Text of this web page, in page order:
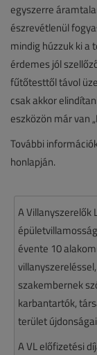
egyszerre
észrevétlenül
mindig húzzuk ki a
érdemes jól
fűtőtesttől távol
csak akkor
eszközön már van
További
honlapján.
A Villanyszerelők
évente 10
szakembernek
karbantartók,
terület
A VL előfizetési